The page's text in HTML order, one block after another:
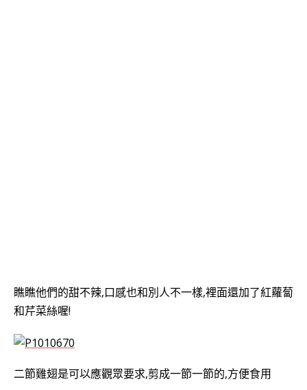
瞧瞧他們的甜不辣,口感也和別人不一樣,裡面還加了紅蘿蔔
和芹菜絲喔!
二節雞翅是可以應觀眾要求,剪成一節一節的,方便食用